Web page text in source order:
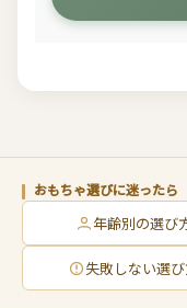
おもちゃ選びに迷ったら
年齢別の選び
失敗しない選